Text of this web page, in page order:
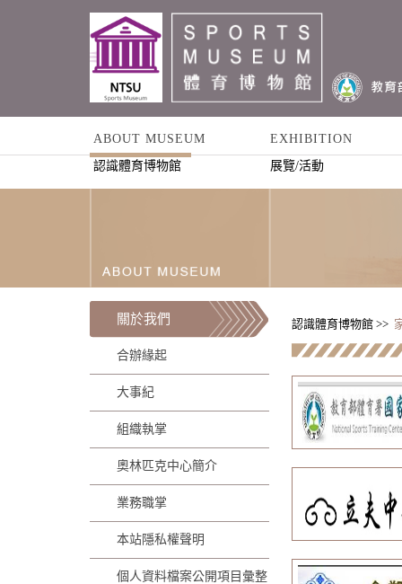
ABOUT MUSEUM
認識體育博物館
EXHIBITION
展覽/活動
關於我們
合辦緣起
大事紀
組織執掌
奧林匹克中心簡介
業務職掌
本站隱私權聲明
個人資料檔案公開項目彙整
認識體育博物館 >>